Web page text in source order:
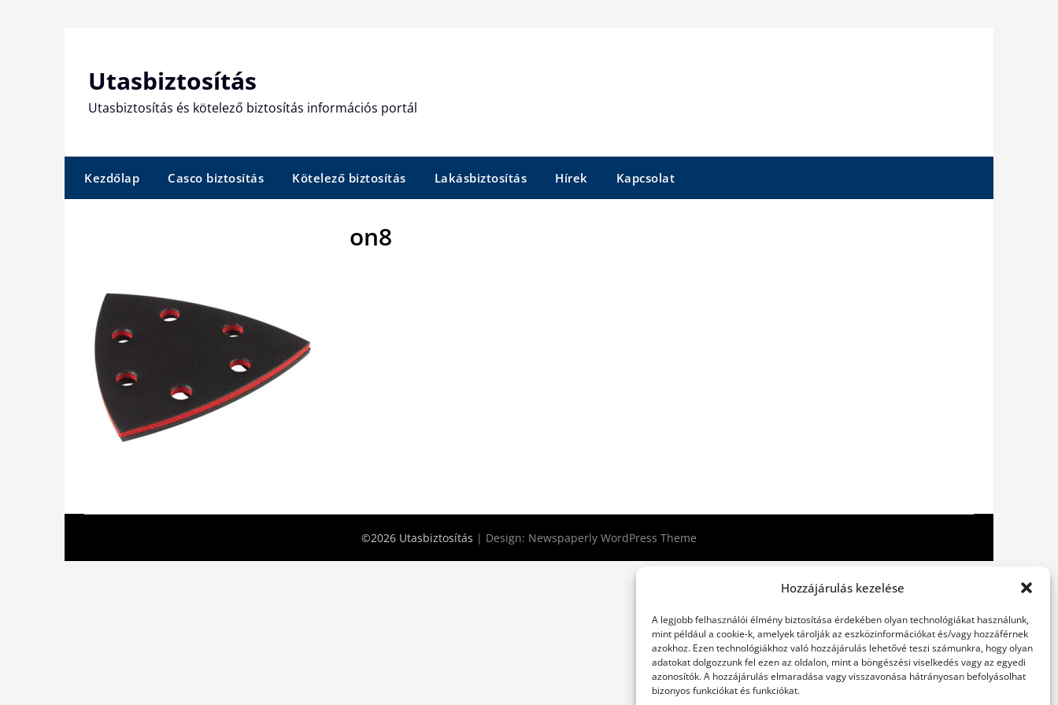
Hozzájárulás kezelése
A legjobb felhasználói élmény biztosítása érdekében olyan technológiákat használunk,
mint például a cookie-k, amelyek tárolják az eszközinformációkat és/vagy hozzáférnek
azokhoz. Ezen technológiákhoz való hozzájárulás lehetővé teszi számunkra, hogy olyan
adatokat dolgozzunk fel ezen az oldalon, mint a böngészési viselkedés vagy az egyedi
azonosítók. A hozzájárulás elmaradása vagy visszavonása hátrányosan befolyásolhat
bizonyos funkciókat és funkciókat.
Utasbiztosítás
Utasbiztosítás és kötelező biztosítás információs portál
Kezdőlap Casco biztosítás Kötelező biztosítás Lakásbiztosítás Hírek Kapcsolat
on8
©2026 Utasbiztosítás | Design: Newspaperly WordPress Theme